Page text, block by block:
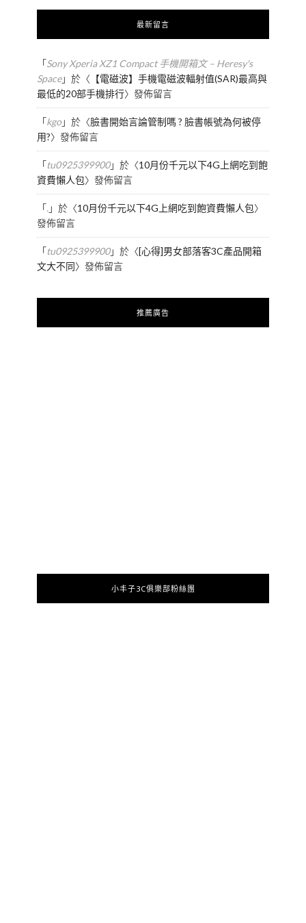
最新留言
「Sony Xperia XZ1 Compact 手機開箱文 – Heresy's
Space」於〈 【電磁波】手機電磁波輻射值(SAR)最高與
最低的20部手機排行〉發佈留言
「kgo」於〈臉書開始言論管制嗎 ? 臉書帳號為何被停
用?〉發佈留言
「tu0925399900」於〈10月份千元以下4G上網吃到飽
資費懶人包〉發佈留言
「.」於〈10月份千元以下4G上網吃到飽資費懶人包〉
發佈留言
「tu0925399900」於〈[心得]男女部落客3C產品開箱
文大不同〉發佈留言
推薦廣告
小丰子3C俱樂部粉絲團